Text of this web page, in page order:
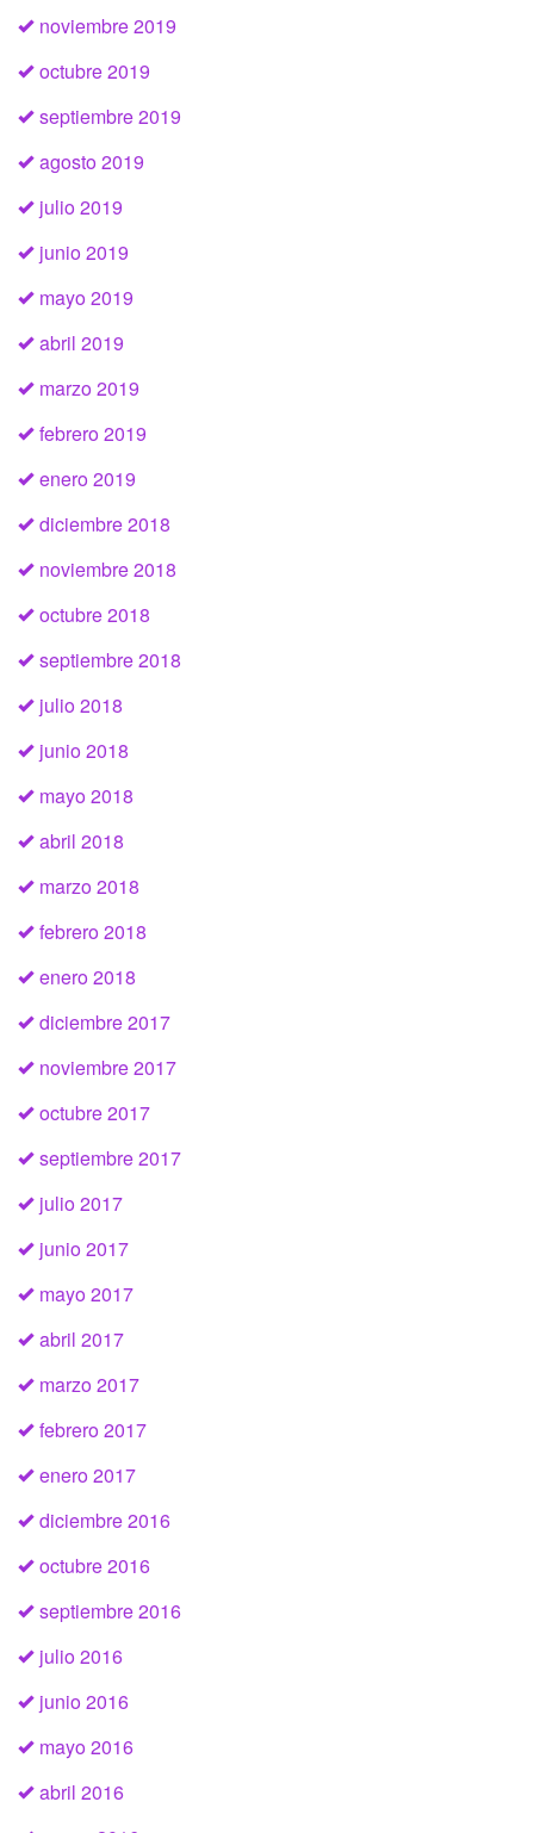
noviembre 2019
octubre 2019
septiembre 2019
agosto 2019
julio 2019
junio 2019
mayo 2019
abril 2019
marzo 2019
febrero 2019
enero 2019
diciembre 2018
noviembre 2018
octubre 2018
septiembre 2018
julio 2018
junio 2018
mayo 2018
abril 2018
marzo 2018
febrero 2018
enero 2018
diciembre 2017
noviembre 2017
octubre 2017
septiembre 2017
julio 2017
junio 2017
mayo 2017
abril 2017
marzo 2017
febrero 2017
enero 2017
diciembre 2016
octubre 2016
septiembre 2016
julio 2016
junio 2016
mayo 2016
abril 2016